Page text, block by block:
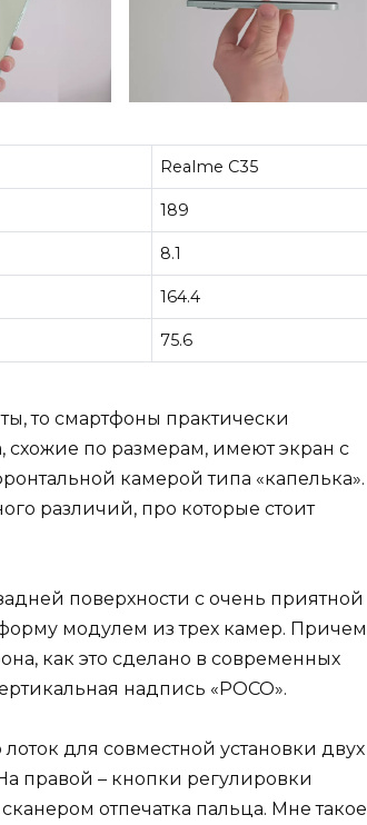
Realme C35
189
8.1
164.4
75.6
то смартфоны практически
по размерам, имеют экран с
камерой типа «капелька».
различий, про которые стоит
поверхности с очень приятной
модулем из трех камер. Причем
как это сделано в современных
надпись «POCO».
для совместной установки двух
правой – кнопки регулировки
отпечатка пальца. Мне такое